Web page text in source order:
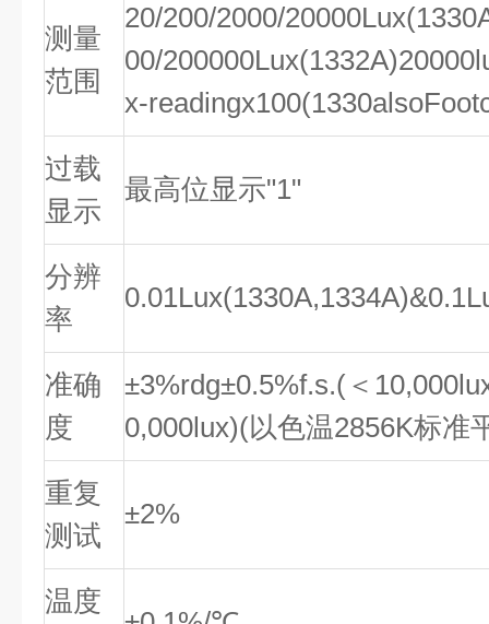
测量
范围
20/200/2000/
00/
x-
过载
显示
最高位显示"1"
分辨
率
准确
度
±3%rdg±0.5%f.s.(＜
0,000lux)(以色温2856K标准
重复
测试
±2%
温度